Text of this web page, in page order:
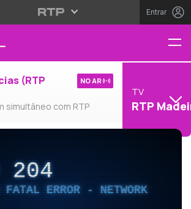
Entrar
(RTP
simultâneo com RTP
NO AR
TV
RTP
204
ERROR - NETWORK